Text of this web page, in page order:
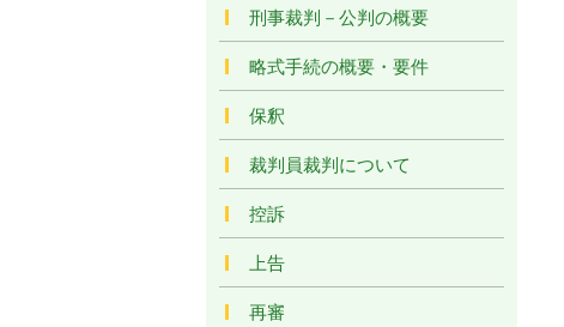
刑事裁判－公判の概要
略式手続の概要・要件
保釈
裁判員裁判について
控訴
上告
再審